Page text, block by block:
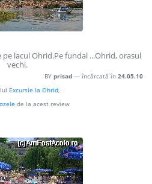
lacul Ohrid.Pe fundal ...Ohrid, orasul
vechi.
BY prisad — încărcată în 24.05.10
Excursie la Ohrid,
de la acest review